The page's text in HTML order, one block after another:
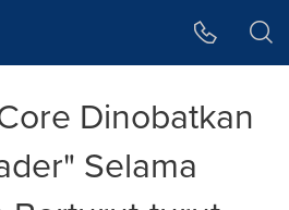
Dinobatkan
Selama